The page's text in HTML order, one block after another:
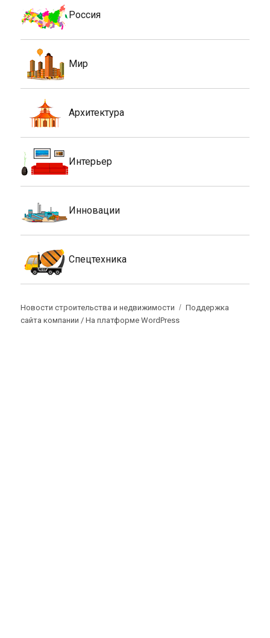
Россия
Мир
Архитектура
Интерьер
Инновации
Спецтехника
Новости строительства и недвижимости
Поддержка
сайта компании /На платформе WordPress